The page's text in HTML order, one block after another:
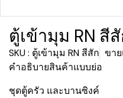
ตู้เข้ามุม RN สี
SKU : ตู้เข้ามุม RN สีสัก ขา
คำอธิบายสินค้าแบบย่อ
ชุดตู้ครัว และบานซิงค์